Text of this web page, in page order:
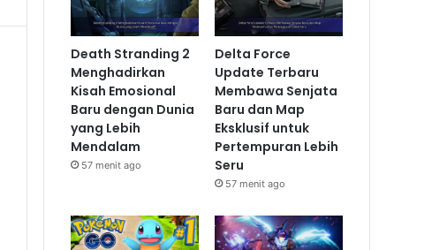
Death Stranding 2
Menghadirkan
Kisah Emosional
Baru dengan Dunia
yang Lebih
Mendalam
57 menit ago
Delta Force
Update Terbaru
Membawa Senjata
Baru dan Map
Eksklusif untuk
Pertempuran Lebih
Seru
57 menit ago